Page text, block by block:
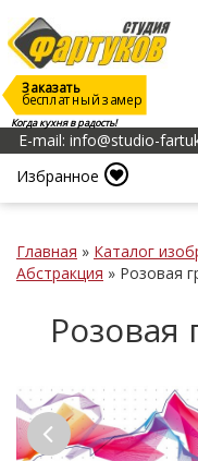
Когда кухня в радость!
Заказать
бесплатный замер
E-mail: info@studio-
Избранное
Главная » Каталог
Абстракция » Розовая